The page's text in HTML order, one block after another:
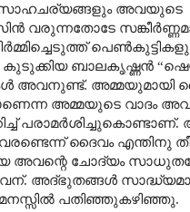
സാഹചര്യങ്ങളും അവയുടെ
വരുന്നതോടേ
കുടുക്കിയ ബാലകൃഷ്ണൻ “
അമ്മയുമായി
അമ്മയുടെ വാദം
ദൈവം എന്തിനു
അവന്റെ ചോദ്യം
അദ്ഭുതങ്ങൾ
പതിഞ്ഞുകഴിഞ്ഞു.